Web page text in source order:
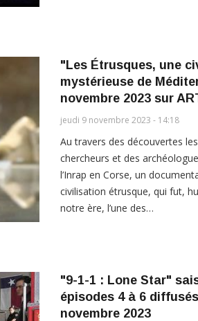
"Les Étrusques, une
mystérieuse de
novembre 2023 sur
jeudi 9 novembre 2023 - 14:18
Au travers des découvertes
chercheurs et des
l’Inrap en Corse, un
civilisation étrusque, qui fut,
notre ère, l’une des…
"9-1-1 : Lone Star"
épisodes 4 à 6
novembre 2023